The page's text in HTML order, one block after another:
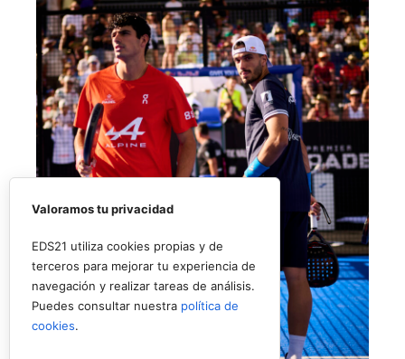
Valoramos tu privacidad
EDS21 utiliza cookies propias y de
terceros para mejorar tu experiencia de
navegación y realizar tareas de análisis.
Puedes consultar nuestra política de
cookies.